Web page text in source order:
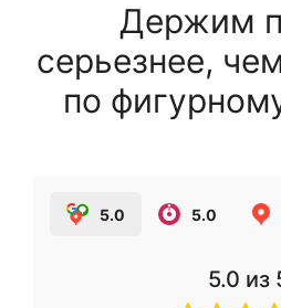
Держим
серьезнее,
по
5.0 5.0
5.0 из